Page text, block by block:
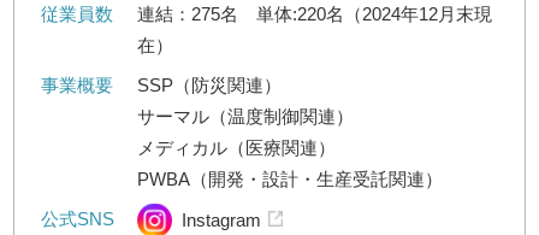
従業員数
連結：275名 単体:220名（2024年12月末現
在）
事業概要
SSP（防災関連）
サーマル（温度制御関連）
メディカル（医療関連）
PWBA（開発・設計・生産受託関連）
公式SNS
Instagram